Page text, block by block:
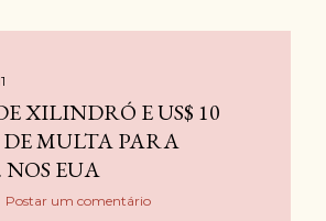
XILINDRÓ E US$ 10
MULTA PARA
NOS EUA
Postar um comentário